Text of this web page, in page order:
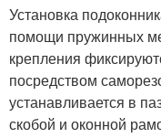
Установка
помощи пружинных
крепления
посредством
устанавливается в
скобой и оконной